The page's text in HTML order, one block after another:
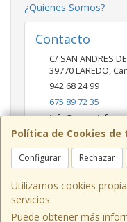
Política de Cookies
Configurar Rechazar
Utilizamos cookies
servicios.
Puede obtener más
¿Quienes Somos?
Contacto
C/ SAN ANDRES
39770LAREDO,
942 68 24 99
675 89 72 35
Horario
10-14 / 19:00-20:30